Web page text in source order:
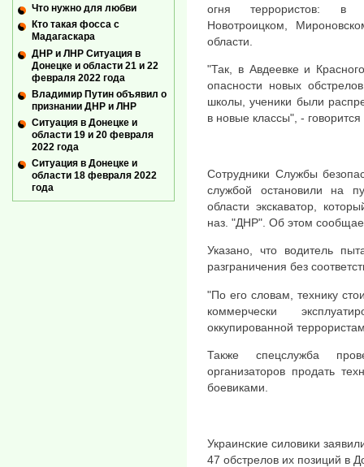
огня террористов: в
Новотроицком,
области.
"Так, в Авдеевке и
опасности новых
школы, ученики были
в новые классы", -
Сотрудники Службы
службой остановили на
области экскаватор,
наз. "ДНР". Об этом
Указано, что водитель
разграничения без
"По его словам, технику
коммерчески
оккупированной
Также спецслужба
организаторов продать
боевиками.
Украинские силовики
47 обстрелов их позиций в
Что нужно для любви
Кто такая фосса с
Мадагаскара
ДНР и ЛНР Ситуация в
Донецке и области 21 и 22
февраля 2022 года
Владимир Путин объявил о
признании ДНР и ЛНР
Ситуация в Донецке и
области 19 и 20 февраля
2022 года
Ситуация в Донецке и
области 18 февраля 2022
года